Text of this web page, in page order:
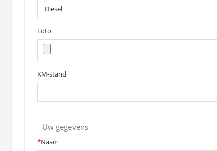
Foto
KM-stand
Uw gegevens
*Naam